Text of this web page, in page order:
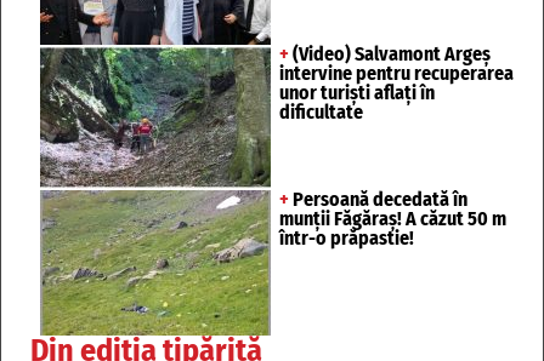
+ (Video) Salvamont Argeș
intervine pentru recuperarea
unor turişti aflaţi în
dificultate
+ Persoană decedată în
munții Făgăraș! A căzut 50 m
într-o prăpastie!
Din ediția tipărită